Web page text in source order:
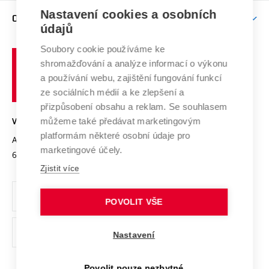
E-přihláška
Doktorské studium
Podpora podnikání
Mezinárodní vědecká rada
Systém zajišťování kvality výzkumu
Výzkumné infrastruktury
Transfer znalostí
Open Science
Projekty
Projekty ze strukturálních fondů
Specifický výzkum
Firemní spolupráce
Zahraniční spolupráce
Spolupráce se školami
Mezinárodní dohody
Univerzitní sítě
O UNIVERZITĚ
Profil univerzity
Udržitelná univerzita
Podnikavá univerzita / ContriBUTe
Bezpečná univerzita
Vyznamenání
Organizační struktura
Ochrana osobních údajů
odkaz)
učení
technické
Brně
VYSOKÉ UČENÍ TECHNICKÉ V BRNĚ
Antonínská 548/1
602 00 Brno
www.vut.cz
vut@vutbr.cz
Nastavení cookies a osobních
údajů
Soubory cookie používáme ke
shromažďování a analýze informací o výkonu
a používání webu, zajištění fungování funkcí
ze sociálních médií a ke zlepšení a
přizpůsobení obsahu a reklam. Se souhlasem
můžeme také předávat marketingovým
platformám některé osobní údaje pro
marketingové účely.
Zjistit více
POVOLIT VŠE
Nastavení